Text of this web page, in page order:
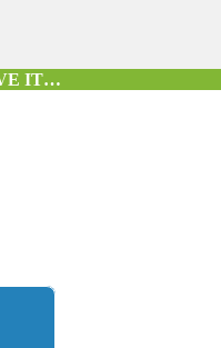
IT…